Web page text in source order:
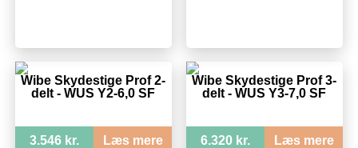
Wibe Skydestige Prof 2-
delt - WUS Y2-6,0 SF
3.546 kr. Læs mere
Wibe Skydestige Prof 3-
delt - WUS Y3-7,0 SF
6.320 kr. Læs mere